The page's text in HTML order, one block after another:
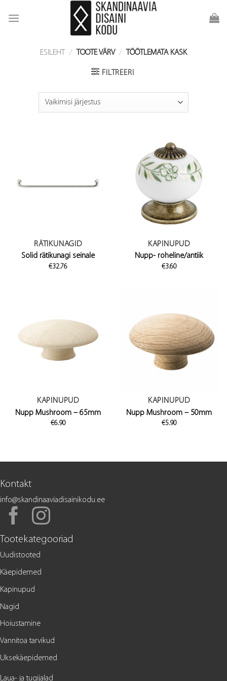
ESILEHT / TOOTE VÄRV / TÖÖTLEMATA KASK
FILTREERI
RÄTIKUNAGID
Solid rätikunagi seinale
€32.76
KAPINUPUD
Nupp- roheline/antiik
€3.60
KAPINUPUD
Nupp Mushroom – 65mm
€6.90
KAPINUPUD
Nupp Mushroom – 50mm
€5.90
Kontakt
info@skandinaaviadisainikodu.ee
Tootekategooriad
Uudistooted
Käepidemed
Kapinupud
Nagid
Hoiustamine
Vannitoa tarvikud
Uksekäepidemed
Laua- ja tugijalad